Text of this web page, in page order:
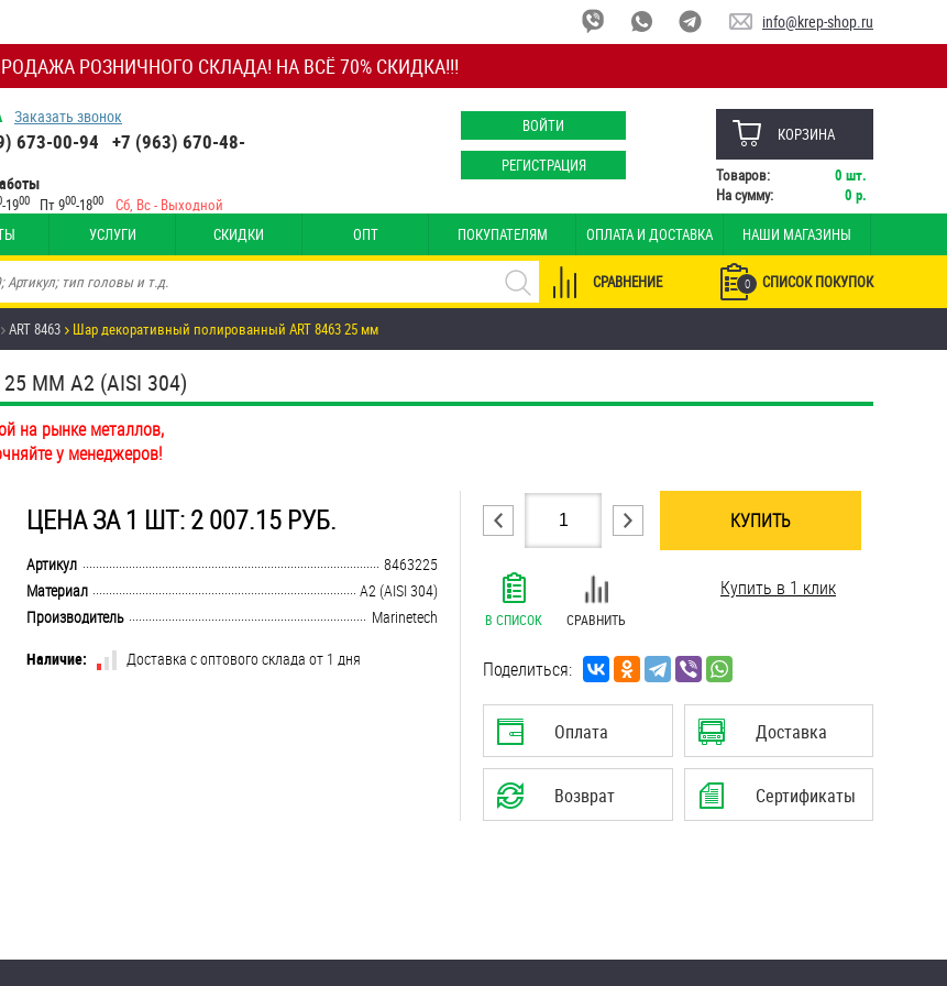
РОЗНИЧНОГО СКЛАДА! НА ВСЁ 70% СКИДКА!!!
info@krep-shop.ru
Заказать звонок
673-00-94 +7 (963) 670-48-
-1900 Пт 900-1800 Сб, Вс - Выходной
ВОЙТИ
РЕГИСТРАЦИЯ
КОРЗИНА
Товаров: 0 шт.
На сумму:
0 р.
УСЛУГИ СКИДКИ ОПТ ПОКУПАТЕЛЯМ ОПЛАТА И ДОСТАВКА НАШИ МАГАЗИНЫ
0 СПИСОК ПОКУПОК
СРАВНЕНИЕ
ART 8463 Шар декоративный полированный ART 8463 25 мм
ММ А2 (AISI 304)
на рынке металлов,
у менеджеров!
ЦЕНА ЗА 1 ШТ: 2 007.15 РУБ.
........................................................................................................................................................................................................
Артикул
8463225
........................................................................................................................................................................................................
Материал
А2 (AISI 304)
........................................................................................................................................................................................................
Производитель
Marinetech
Наличие:
Доставка с оптового склада от 1 дня
КУПИТЬ
В СПИСОК СРАВНИТЬ
Купить в 1 клик
Поделиться:
Оплата Доставка
Возврат Сертификаты